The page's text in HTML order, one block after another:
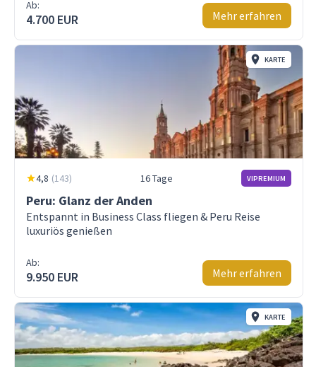
Ab:
4.700 EUR Mehr erfahren
KARTE
4,8 (143) 16 Tage VIPREMIUM
Peru: Glanz der Anden
Entspannt in Business Class fliegen & Peru Reise
luxuriös genießen
Ab:
9.950 EUR Mehr erfahren
KARTE